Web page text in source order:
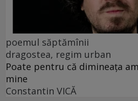
poemul săptămînii
dragostea, regim urban
Poate pentru că dimineața
mine
Constantin VICĂ